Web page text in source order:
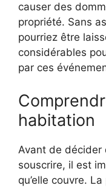
causer des
propriété. Sans
pourriez être
considérables
par ces
habitation
Avant de décider
souscrire, il est
qu’elle couvre.